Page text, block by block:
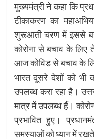
मुख्यमंत्री ने कहा कि
टीकाकरण का
शुरूआती चरण में इससे
कोरोना से बचाव के
आज कोविड से बचाव के
भारत दूसरे देशों को भी
उपलब्ध करा रहा है।
मात्र में उपलब्ध हैं।
प्रभावित हुए।
समस्याओं को ध्यान में रखते